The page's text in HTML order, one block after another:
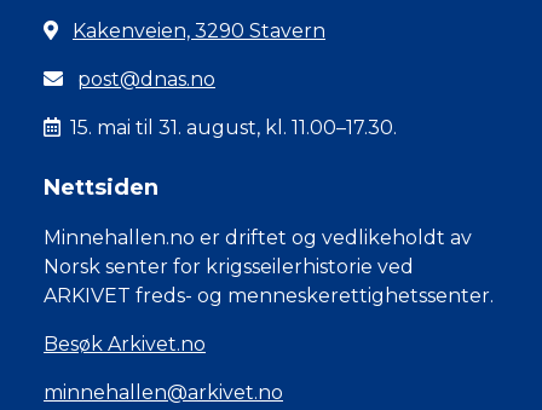
Kakenveien, 3290 Stavern
post@dnas.no
15. mai til 31. august, kl. 11.00–17.30.
Nettsiden
Minnehallen.no er driftet og vedlikeholdt av
Norsk senter for krigsseilerhistorie ved
ARKIVET freds- og menneskerettighetssenter.
Besøk Arkivet.no
minnehallen@arkivet.no